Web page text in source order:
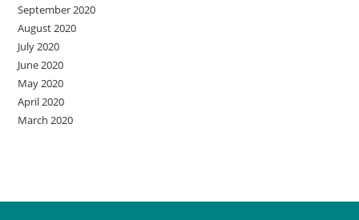
September 2020
August 2020
July 2020
June 2020
May 2020
April 2020
March 2020